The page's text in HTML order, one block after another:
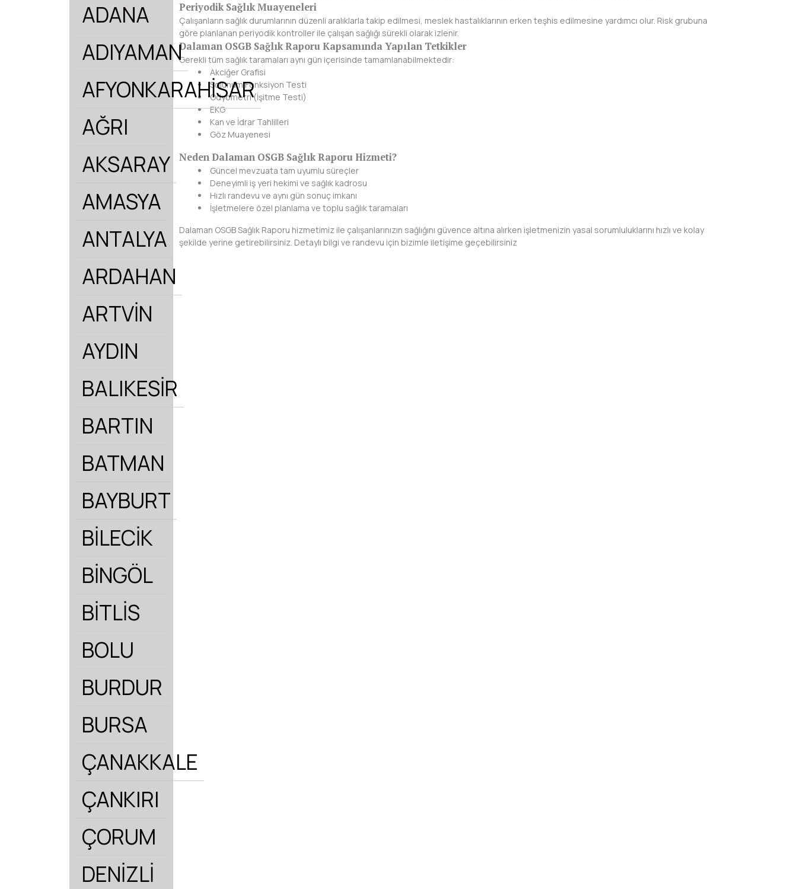
ADANA
ADIYAMAN
AFYONKARAHİSAR
AĞRI
AKSARAY
AMASYA
ANTALYA
ARDAHAN
ARTVİN
AYDIN
BALIKESİR
BARTIN
BATMAN
BAYBURT
BİLECİK
BİNGÖL
BİTLİS
BOLU
BURDUR
BURSA
ÇANAKKALE
ÇANKIRI
ÇORUM
DENİZLİ
Periyodik Sağlık Muayeneleri
Çalışanların sağlık durumlarının düzenli aralıklarla takip edilmesi, meslek hastalıklarının erken teşhis edilmesine yardımcı olur. Risk grubuna
göre planlanan periyodik kontroller ile çalışan sağlığı sürekli olarak izlenir.
Dalaman OSGB Sağlık Raporu Kapsamında Yapılan Tetkikler
Gerekli tüm sağlık taramaları aynı gün içerisinde tamamlanabilmektedir:
Akciğer Grafisi
Solunum Fonksiyon Testi
Odyometri (İşitme Testi)
EKG
Kan ve İdrar Tahlilleri
Göz Muayenesi
Neden Dalaman OSGB Sağlık Raporu Hizmeti?
Güncel mevzuata tam uyumlu süreçler
Deneyimli iş yeri hekimi ve sağlık kadrosu
Hızlı randevu ve aynı gün sonuç imkanı
İşletmelere özel planlama ve toplu sağlık taramaları
Dalaman OSGB Sağlık Raporu hizmetimiz ile çalışanlarınızın sağlığını güvence altına alırken işletmenizin yasal sorumluluklarını hızlı ve kolay
şekilde yerine getirebilirsiniz. Detaylı bilgi ve randevu için bizimle iletişime geçebilirsiniz